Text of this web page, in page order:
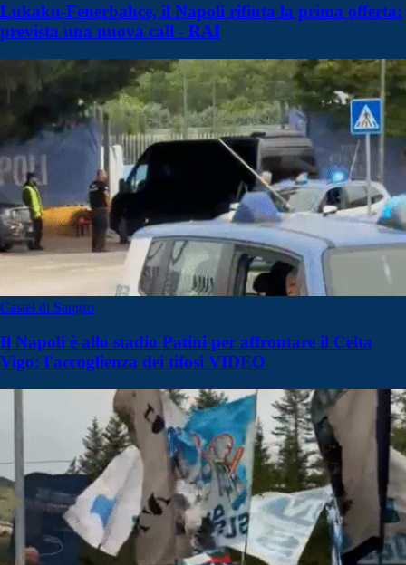
Lukaku-Fenerbahce, il Napoli rifiuta la prima offerta:
prevista una nuova call - RAI
Castel di Sangro
Il Napoli è allo stadio Patini per affrontare il Celta
Vigo: l'accoglienza dei tifosi VIDEO